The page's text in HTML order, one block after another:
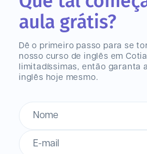
aula grátis?
Dê o primeiro passo para se
nosso curso de inglês em
limitadíssimas, então garanta
inglês hoje mesmo.
Nome
E-mail